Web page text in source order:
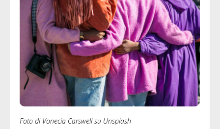
Foto di Vonecia Carswell su Unsplash